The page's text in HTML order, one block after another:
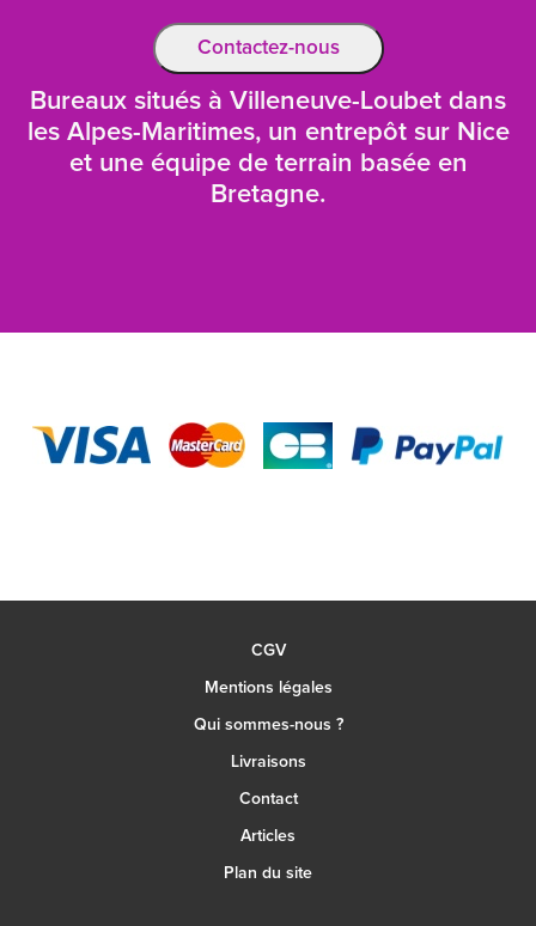
Contactez-nous
Bureaux situés à Villeneuve-Loubet dans
les Alpes-Maritimes, un entrepôt sur Nice
et une équipe de terrain basée en
Bretagne.
CGV
Mentions légales
Qui sommes-nous ?
Livraisons
Contact
Articles
Plan du site